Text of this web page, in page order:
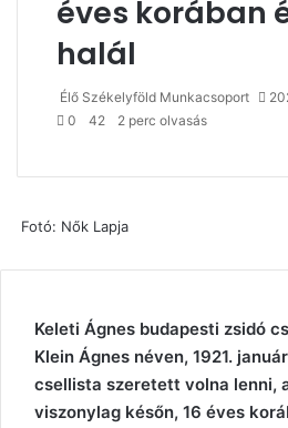
éves korában
halál
Élő Székelyföld Munkacsoport
0
42 2 perc olvasás
Fotó: Nők Lapja
Keleti Ágnes budapesti zsidó
Klein Ágnes néven, 1921.
csellista szeretett volna lenni,
viszonylag későn, 16 éves